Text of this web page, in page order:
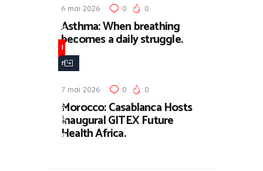
e
n
t
i
f
i
c
R
e
6 mai 2026 0 0
Asthma: When breathing
becomes a daily struggle.
I
n
e
r
n
a
7 mai 2026 0 0
Morocco: Casablanca Hosts
Inaugural GITEX Future
Health Africa.